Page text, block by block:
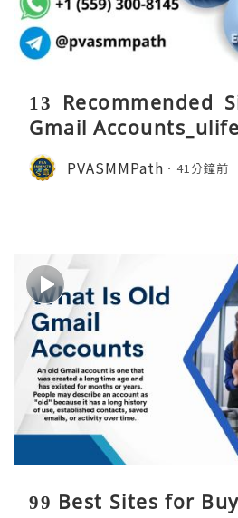
13 Recommended
Gmail
PVASMMPath 41分鐘前
99 Best Sites for